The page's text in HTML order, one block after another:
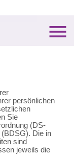
menu
persönlichen
Sie
(DS-
Die in
sind
jeweils die